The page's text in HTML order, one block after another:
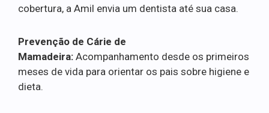
cobertura, a Amil envia um dentista até sua casa.
Prevenção de Cárie de
Mamadeira: Acompanhamento desde os primeiros
meses de vida para orientar os pais sobre higiene e
dieta.